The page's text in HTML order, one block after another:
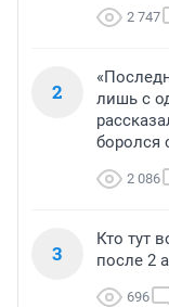
2 747
2
лишь с
боролся
2 086
3
Кто тут
после 2
696